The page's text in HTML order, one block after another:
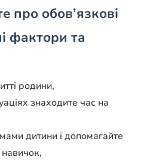
про обов’язкові
фактори та
родини,
знаходите час на
дитини і допомагайте
навичок,